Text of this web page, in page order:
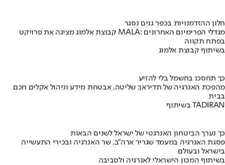
חלון ההזדמנויות בכפר גנים נסגר
קבוצת אלמוג מציגה את פרויקט MALA: מגדלי הפרימיום האחרונים
בפתח תקווה
בשיתוף קבוצת אלמוג
כך תחסכו בחשמל בלי להזיע
מהפכת האנרגיה של תדיראן: שליטה, אבטחת מידע וניהול אקלים חכם
בבית
בשיתוף TADIRAN
כך נערך הביטחון האנרגטי של ישראל לשנים הבאות
פסגת האנרגיה במעמד שגריר ארה"ב, שר האנרגיה ובכירי התעשייה
בישראל ובעולם
בשיתוף המכון הישראלי לאנרגיה ולסביבה